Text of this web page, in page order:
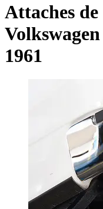
Attaches
1961